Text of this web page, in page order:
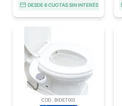
DESDE 6 CUOTAS SIN INTERÉS
COD. BIDET002